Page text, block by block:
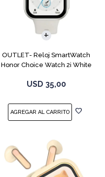
OUTLET- Reloj SmartWatch
Honor Choice Watch 2i White
USD 35,00